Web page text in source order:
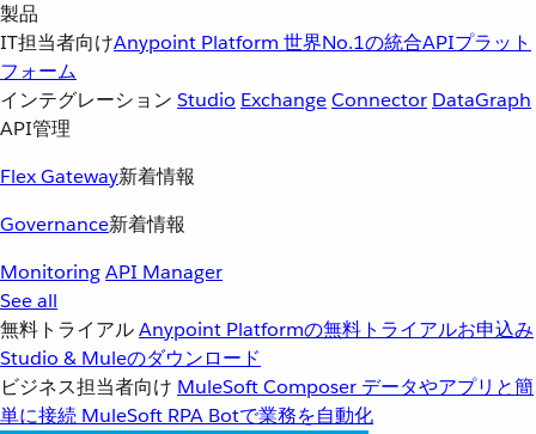
製品
IT担当者向けAnypoint Platform 世界No.1の統合APIプラット
フォーム
インテグレーション Studio ExchangeConnector DataGraph
API管理
Flex Gateway新着情報
Governance新着情報
MonitoringAPI Manager
See all
無料トライアルAnypoint Platformの無料トライアルお申込み
Studio & Muleのダウンロード
ビジネス担当者向け MuleSoft Composer データやアプリと簡
単に接続 MuleSoft RPA Botで業務を自動化